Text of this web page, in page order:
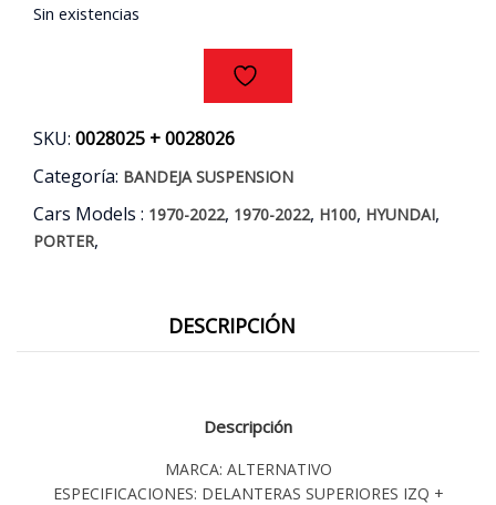
original
$58.990.
Sin existencias
SKU: 0028025 + 0028026
Categoría: BANDEJA SUSPENSION
Cars Models : 1970-2022, 1970-2022, H100, HYUNDAI,
PORTER,
DESCRIPCIÓN
Descripción
MARCA: ALTERNATIVO
ESPECIFICACIONES: DELANTERAS SUPERIORES IZQ +